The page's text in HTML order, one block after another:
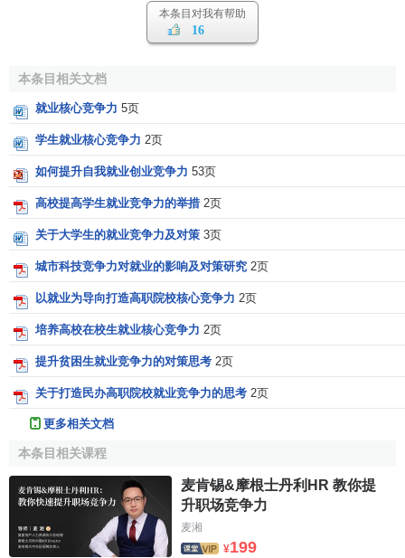
飞速的发展，随着我国入市的成功，经济已经与国际发展逐
步接轨，社会发展对高素质人才的
国人才的主要来源，对我国经济的不断发展有着重要的作
用。 从一定程序上来讲，高校毕业生能否找到适合自己的工
作，并在工作中发挥自己的特长，在合适的岗位上干出一番
事业，将会对我国的经济发展
响。从另一个角度来看，提高高校大学生的就业竞争力，就
出的贡献，对中国经济的腾飞和中华民族的伟大复兴起到重
要的推动作用。
2.有利于社会的和谐根据科学发展观的要求， 我们要在
今后的工作中加强对和谐社会的建设工作。美国著名
带来
劳动生产力的大幅度提高，进而在更好的工作岗位上，
获得更高的收入回报。在我国的 经济发展
也得到了完美的体现，符合我国 市场经济
教育事业还处于发展阶段，所拥有的鉴于资源并不丰富，高
校大学生所接受的教育是一种
济条件并不好的家庭。高校大学生就业竞争力的强弱直接影
响工作质量和收入水平， 从而间接的对家庭的发展情况和发
展未来造成影响。由此来看，努力提升高校大学生的就业竞
争力是帮助其实现就业的保障，也是建设社会主义和谐社会
的要求。
本条目对我有帮助
16
本条目相关文档
就业核心竞争力 5页
学生就业核心竞争力 2页
如何提升自我就业创业竞争力 53页
高校提高学生就业竞争力的举措 2页
关于大学生的就业竞争力及对策 3页
城市科技竞争力对就业的影响及对策研究 2页
以就业为导向打造高职院校核心竞争力 2页
培养高校在校生就业核心竞争力 2页
提升贫困生就业竞争力的对策思考 2页
关于打造民办高职院校就业竞争力的思考 2页
更多相关文档
本条目相关课程
麦肯锡&摩根士丹利HR 教你提
升职场竞争力
麦湘
¥199